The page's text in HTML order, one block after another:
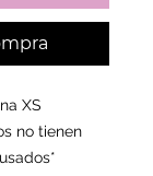
XS
no tienen